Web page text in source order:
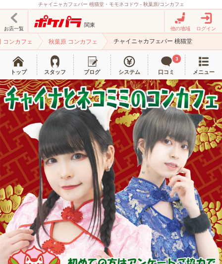
チャイニャカフェバー 桃猫堂・モモネコドウ - 秋葉原/コンカフェ
お店一覧
関東
他の地域 ログイン
コンカフェ 秋葉原 コンカフェ チャイニャカフェバー 桃猫堂
トップ スタッフ ブログ システム 口コミ
3
メニュー